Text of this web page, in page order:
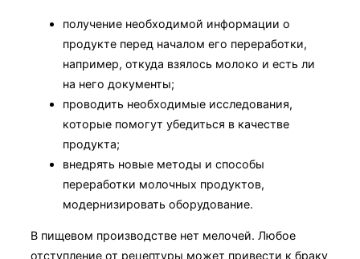
получение необходимой информации о
продукте перед началом его переработки,
например, откуда взялось молоко и есть ли
на него документы;
проводить необходимые исследования,
которые помогут убедиться в качестве
продукта;
внедрять новые методы и способы
переработки молочных продуктов,
модернизировать оборудование.
В пищевом производстве нет мелочей. Любое
отступление от рецептуры может привести к браку